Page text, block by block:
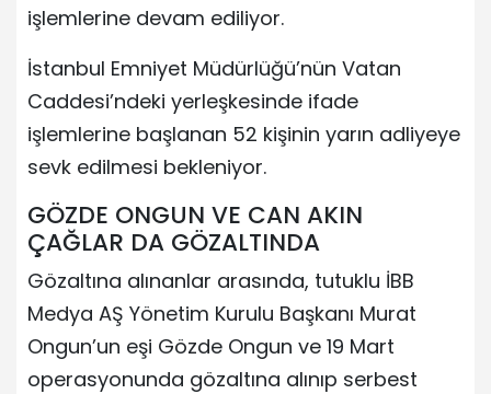
işlemlerine devam ediliyor.
İstanbul Emniyet Müdürlüğü’nün Vatan
Caddesi’ndeki yerleşkesinde ifade
işlemlerine başlanan 52 kişinin yarın adliyeye
sevk edilmesi bekleniyor.
GÖZDE ONGUN VE CAN AKIN
ÇAĞLAR DA GÖZALTINDA
Gözaltına alınanlar arasında, tutuklu İBB
Medya AŞ Yönetim Kurulu Başkanı Murat
Ongun’un eşi Gözde Ongun ve 19 Mart
operasyonunda gözaltına alınıp serbest